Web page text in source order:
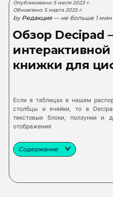
Опубликовано: 5 июля 2023 г.
Обновлено: 5 марта 2025 г.
by Редакция — не больше 1 мин
Обзор Decipad
книжки для
Если в таблицах в нашем
столбцы и ячейки, то в
текстовые блоки, ползунки и
отображения
Содержание